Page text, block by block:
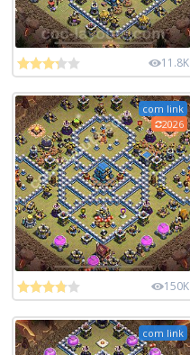
11.8K
com link
2026
150K
com link